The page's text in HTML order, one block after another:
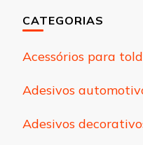
CATEGORIAS
Acessórios para
Adesivos
Adesivos